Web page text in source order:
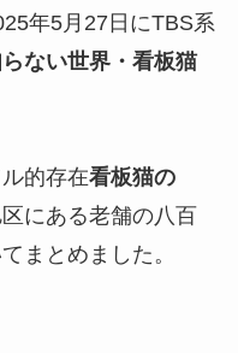
年5月27日にTBS系
ない世界・看板猫
的存在看板猫の
にある老舗の八百
まとめました。